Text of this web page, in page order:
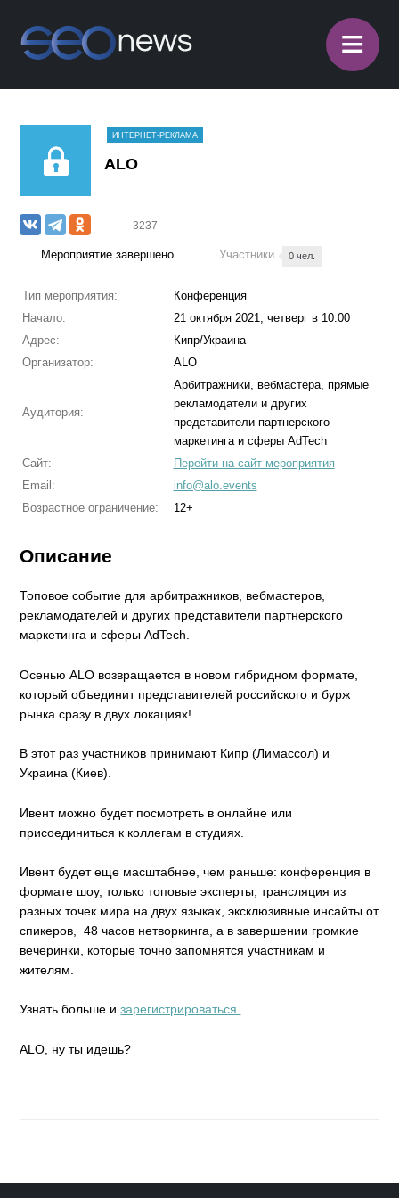
≡
ИНТЕРНЕТ-РЕКЛАМА
ALO
3237
Мероприятие завершено Участники 0 чел.
Тип мероприятия:
Конференция
Начало:
21 октября 2021, четверг в 10:00
Адрес:
Кипр/Украина
Организатор:
ALO
Аудитория:
Арбитражники, вебмастера, прямые
рекламодатели и других
представители партнерского
маркетинга и сферы AdTech
Сайт:
Перейти на сайт мероприятия
Email:
info@alo.events
Возрастное ограничение:
12+
Описание
Топовое событие для арбитражников, вебмастеров,
рекламодателей и других представители партнерского
маркетинга и сферы AdTech.
Осенью ALO возвращается в новом гибридном формате,
который объединит представителей российского и бурж
рынка сразу в двух локациях!
В этот раз участников принимают Кипр (Лимассол) и
Украина (Киев).
Ивент можно будет посмотреть в онлайне или
присоединиться к коллегам в студиях.
Ивент будет еще масштабнее, чем раньше: конференция в
формате шоу, только топовые эксперты, трансляция из
разных точек мира на двух языках, эксклюзивные инсайты от
спикеров, 48 часов нетворкинга, а в завершении громкие
вечеринки, которые точно запомнятся участникам и
жителям.
Узнать больше изарегистрироваться
ALO, ну ты идешь?